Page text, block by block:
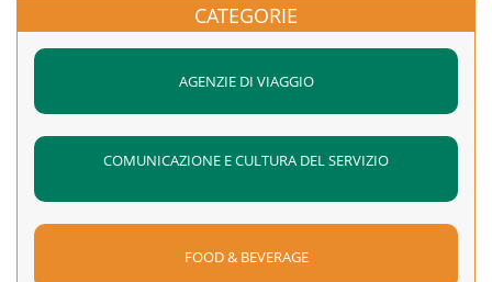
CATEGORIE
AGENZIE DI VIAGGIO
COMUNICAZIONE E CULTURA DEL SERVIZIO
FOOD & BEVERAGE